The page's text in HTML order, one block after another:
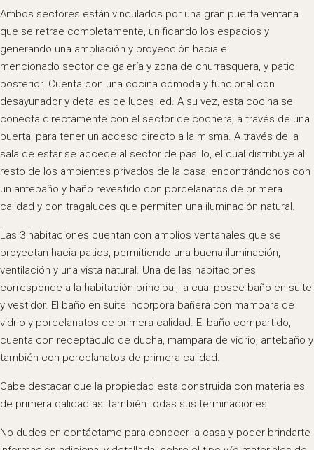
Ambos sectores están vinculados por una gran puerta ventana
que se retrae completamente, unificando los espacios y
generando una ampliación y proyección hacia el
mencionado sector de galería y zona de churrasquera, y patio
posterior. Cuenta con una cocina cómoda y funcional con
desayunador y detalles de luces led. A su vez, esta cocina se
conecta directamente con el sector de cochera, a través de una
puerta, para tener un acceso directo a la misma. A través de la
sala de estar se accede al sector de pasillo, el cual distribuye al
resto de los ambientes privados de la casa, encontrándonos con
un antebaño y baño revestido con porcelanatos de primera
calidad y con tragaluces que permiten una iluminación natural.
Las 3 habitaciones cuentan con amplios ventanales que se
proyectan hacia patios, permitiendo una buena iluminación,
ventilación y una vista natural. Una de las habitaciones
corresponde a la habitación principal, la cual posee baño en suite
y vestidor. El baño en suite incorpora bañera con mampara de
vidrio y porcelanatos de primera calidad. El baño compartido,
cuenta con receptáculo de ducha, mampara de vidrio, antebaño y
también con porcelanatos de primera calidad.
Cabe destacar que la propiedad esta construida con materiales
de primera calidad asi también todas sus terminaciones.
No dudes en contáctame para conocer la casa y poder brindarte